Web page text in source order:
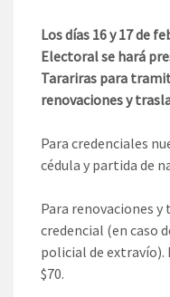
Los días 16 y 17 de
Electoral se hará
Tarariras para
renovaciones y
Para credenciales
cédula y partida de
Para renovaciones y
credencial (en caso
policial de
$70.